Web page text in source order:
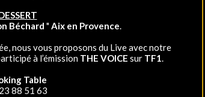
Béchard "Aix en Provence.
nous vous proposons du Live avec notre
à l’émission THE VOICE sur TF1.
Table
88 51 63